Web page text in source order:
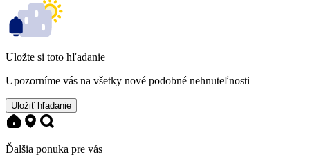
Uložte si toto hľadanie
Upozorníme vás na všetky nové podobné nehnuteľnosti
Uložiť hľadanie
Ďalšia ponuka pre vás